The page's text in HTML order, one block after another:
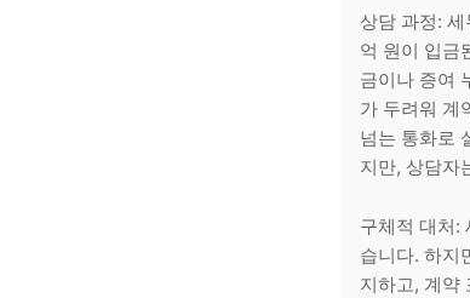
상담 과정:
억 원이 입금
금이나 증여
가 두려워 계
넘는 통화로
지만, 상담자
구체적 대처:
습니다. 하지
지하고, 계약